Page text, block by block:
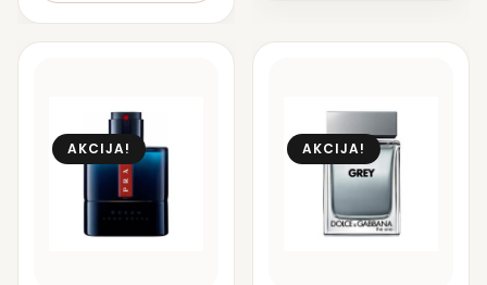
AKCIJA! AKCIJA!